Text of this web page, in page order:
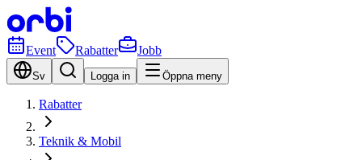
Event Rabatter Jobb
Sv Logga in Öppna meny
Rabatter
Teknik & Mobil